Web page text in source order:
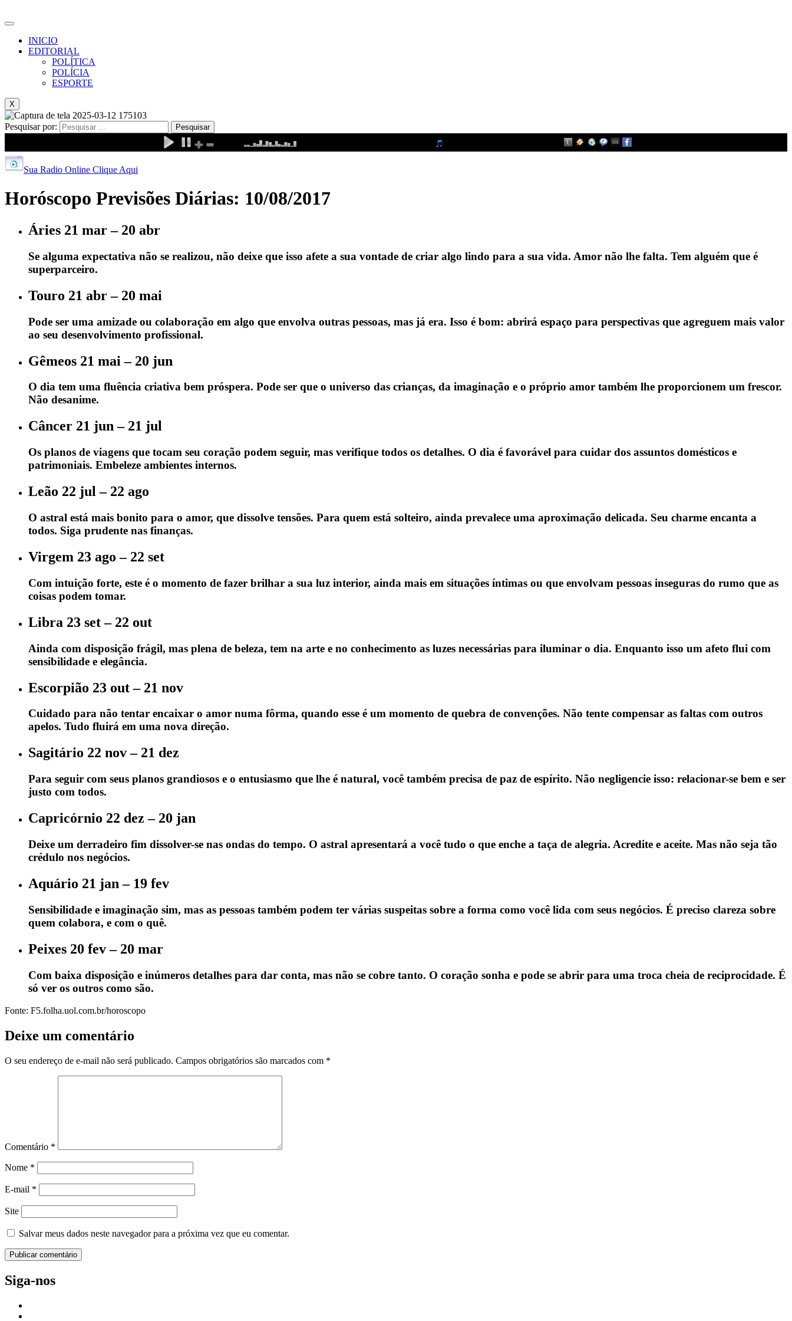
INICIO
EDITORIAL
POLÍTICA
POLÍCIA
ESPORTE
X
Pesquisar por:
Sua Radio Online Clique Aqui
Horóscopo Previsões Diárias: 10/08/2017
Áries 21 mar – 20 abr
Se alguma expectativa não se realizou, não deixe que isso afete a sua vontade de criar algo lindo para a sua vida. Amor não lhe falta. Tem alguém que é
superparceiro.
Touro 21 abr – 20 mai
Pode ser uma amizade ou colaboração em algo que envolva outras pessoas, mas já era. Isso é bom: abrirá espaço para perspectivas que agreguem mais valor
ao seu desenvolvimento profissional.
Gêmeos 21 mai – 20 jun
O dia tem uma fluência criativa bem próspera. Pode ser que o universo das crianças, da imaginação e o próprio amor também lhe proporcionem um frescor.
Não desanime.
Câncer 21 jun – 21 jul
Os planos de viagens que tocam seu coração podem seguir, mas verifique todos os detalhes. O dia é favorável para cuidar dos assuntos domésticos e
patrimoniais. Embeleze ambientes internos.
Leão 22 jul – 22 ago
O astral está mais bonito para o amor, que dissolve tensões. Para quem está solteiro, ainda prevalece uma aproximação delicada. Seu charme encanta a
todos. Siga prudente nas finanças.
Virgem 23 ago – 22 set
Com intuição forte, este é o momento de fazer brilhar a sua luz interior, ainda mais em situações íntimas ou que envolvam pessoas inseguras do rumo que as
coisas podem tomar.
Libra 23 set – 22 out
Ainda com disposição frágil, mas plena de beleza, tem na arte e no conhecimento as luzes necessárias para iluminar o dia. Enquanto isso um afeto flui com
sensibilidade e elegância.
Escorpião 23 out – 21 nov
Cuidado para não tentar encaixar o amor numa fôrma, quando esse é um momento de quebra de convenções. Não tente compensar as faltas com outros
apelos. Tudo fluirá em uma nova direção.
Sagitário 22 nov – 21 dez
Para seguir com seus planos grandiosos e o entusiasmo que lhe é natural, você também precisa de paz de espírito. Não negligencie isso: relacionar-se bem e ser
justo com todos.
Capricórnio 22 dez – 20 jan
Deixe um derradeiro fim dissolver-se nas ondas do tempo. O astral apresentará a você tudo o que enche a taça de alegria. Acredite e aceite. Mas não seja tão
crédulo nos negócios.
Aquário 21 jan – 19 fev
Sensibilidade e imaginação sim, mas as pessoas também podem ter várias suspeitas sobre a forma como você lida com seus negócios. É preciso clareza sobre
quem colabora, e com o quê.
Peixes 20 fev – 20 mar
Com baixa disposição e inúmeros detalhes para dar conta, mas não se cobre tanto. O coração sonha e pode se abrir para uma troca cheia de reciprocidade. É
só ver os outros como são.
Fonte: F5.folha.uol.com.br/horoscopo
Deixe um comentário
O seu endereço de e-mail não será publicado. Campos obrigatórios são marcados com *
Comentário *
Nome *
E-mail *
Site
Salvar meus dados neste navegador para a próxima vez que eu comentar.
Siga-nos